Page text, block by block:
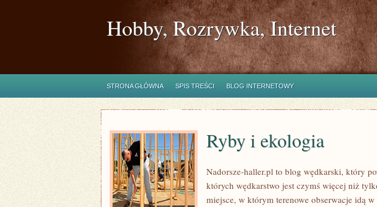
Hobby, Rozrywka, Internet
STRONA GŁÓWNA SPIS TREŚCI BLOG INTERNETOWY
Ryby i ekologia
Nadorsze-haller.pl to blog wędkarski, który
których wędkarstwo jest czymś więcej niż
miejsce, w którym terenowe obserwacje idą